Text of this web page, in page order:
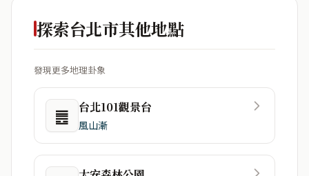
探索台北市其他地點
發現更多地理卦象
䷌ 台北101觀景台
風山漸